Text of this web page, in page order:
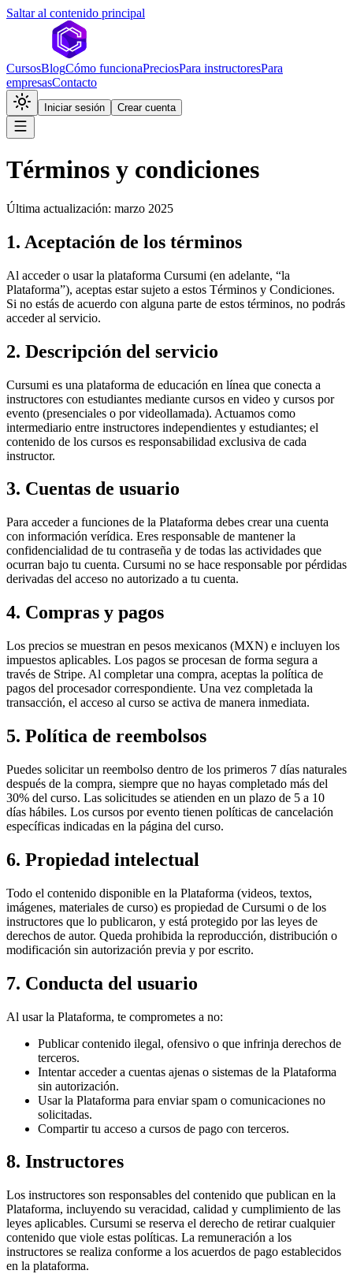
Saltar al contenido principal
CursosBlogCómo funcionaPreciosPara instructoresPara
empresasContacto
Iniciar sesión Crear cuenta
Términos y condiciones
Última actualización: marzo 2025
1. Aceptación de los términos
Al acceder o usar la plataforma Cursumi (en adelante, “la
Plataforma”), aceptas estar sujeto a estos Términos y Condiciones.
Si no estás de acuerdo con alguna parte de estos términos, no podrás
acceder al servicio.
2. Descripción del servicio
Cursumi es una plataforma de educación en línea que conecta a
instructores con estudiantes mediante cursos en video y cursos por
evento (presenciales o por videollamada). Actuamos como
intermediario entre instructores independientes y estudiantes; el
contenido de los cursos es responsabilidad exclusiva de cada
instructor.
3. Cuentas de usuario
Para acceder a funciones de la Plataforma debes crear una cuenta
con información verídica. Eres responsable de mantener la
confidencialidad de tu contraseña y de todas las actividades que
ocurran bajo tu cuenta. Cursumi no se hace responsable por pérdidas
derivadas del acceso no autorizado a tu cuenta.
4. Compras y pagos
Los precios se muestran en pesos mexicanos (MXN) e incluyen los
impuestos aplicables. Los pagos se procesan de forma segura a
través de Stripe. Al completar una compra, aceptas la política de
pagos del procesador correspondiente. Una vez completada la
transacción, el acceso al curso se activa de manera inmediata.
5. Política de reembolsos
Puedes solicitar un reembolso dentro de los primeros 7 días naturales
después de la compra, siempre que no hayas completado más del
30% del curso. Las solicitudes se atienden en un plazo de 5 a 10
días hábiles. Los cursos por evento tienen políticas de cancelación
específicas indicadas en la página del curso.
6. Propiedad intelectual
Todo el contenido disponible en la Plataforma (videos, textos,
imágenes, materiales de curso) es propiedad de Cursumi o de los
instructores que lo publicaron, y está protegido por las leyes de
derechos de autor. Queda prohibida la reproducción, distribución o
modificación sin autorización previa y por escrito.
7. Conducta del usuario
Al usar la Plataforma, te comprometes a no:
Publicar contenido ilegal, ofensivo o que infrinja derechos de
terceros.
Intentar acceder a cuentas ajenas o sistemas de la Plataforma
sin autorización.
Usar la Plataforma para enviar spam o comunicaciones no
solicitadas.
Compartir tu acceso a cursos de pago con terceros.
8. Instructores
Los instructores son responsables del contenido que publican en la
Plataforma, incluyendo su veracidad, calidad y cumplimiento de las
leyes aplicables. Cursumi se reserva el derecho de retirar cualquier
contenido que viole estas políticas. La remuneración a los
instructores se realiza conforme a los acuerdos de pago establecidos
en la plataforma.